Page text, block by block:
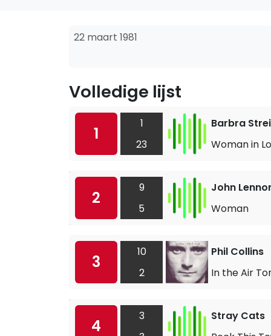
22 maart 1981
Volledige lijst
1
1
23
Barbra
Woman in
2
9
5
John
Woman
3
10
2
Phil Collins
In the Air
4
3
Stray Cats